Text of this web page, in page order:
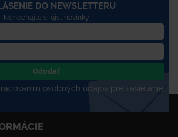
DO NEWSLETTERU
Nenechajte si újsť novinky
Odoslať
osobných údajov pre zasielanie